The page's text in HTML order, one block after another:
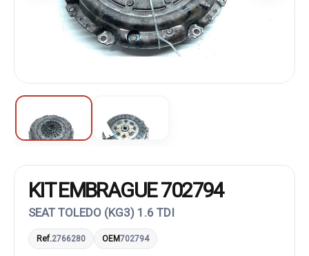
KIT EMBRAGUE 702794
SEAT TOLEDO (KG3) 1.6 TDI
Ref.2766280 OEM702794